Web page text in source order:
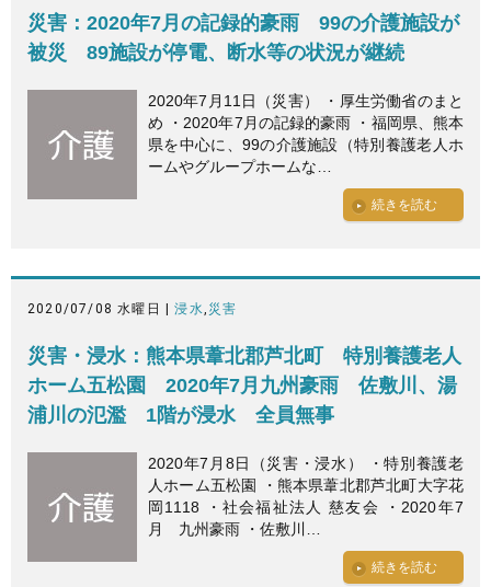
災害：2020年7月の記録的豪雨 99の介護施設が
被災 89施設が停電、断水等の状況が継続
2020年7月11日（災害） ・厚生労働省のまと
め ・2020年7月の記録的豪雨 ・福岡県、熊本
県を中心に、99の介護施設（特別養護老人ホ
ームやグループホームな…
続きを読む
2020/07/08 水曜日 |浸水, 災害
災害・浸水：熊本県葦北郡芦北町 特別養護老人
ホーム五松園 2020年7月九州豪雨 佐敷川、湯
浦川の氾濫 1階が浸水 全員無事
2020年7月8日（災害・浸水） ・特別養護老
人ホーム五松園 ・熊本県葦北郡芦北町大字花
岡1118 ・社会福祉法人 慈友会 ・2020年7
月 九州豪雨 ・佐敷川…
続きを読む